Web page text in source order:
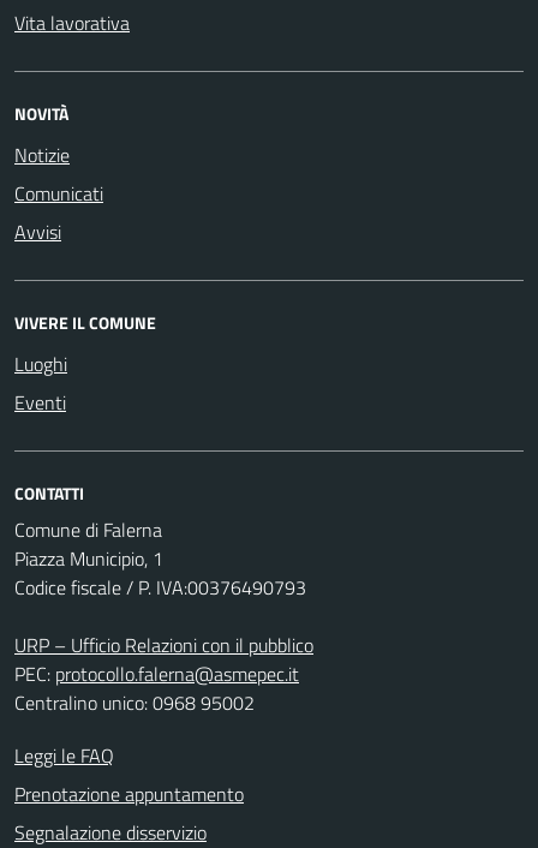
Vita lavorativa
NOVITÀ
Notizie
Comunicati
Avvisi
VIVERE IL COMUNE
Luoghi
Eventi
CONTATTI
Comune di Falerna
Piazza Municipio, 1
Codice fiscale / P. IVA:00376490793
URP – Ufficio Relazioni con il pubblico
PEC: protocollo.falerna@asmepec.it
Centralino unico: 0968 95002
Leggi le FAQ
Prenotazione appuntamento
Segnalazione disservizio